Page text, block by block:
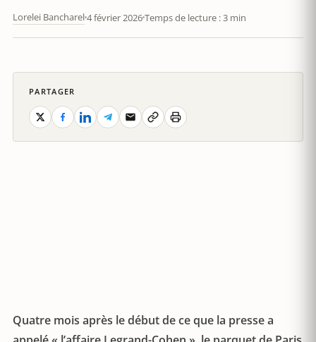
Lorelei Bancharel4 février 2026Temps de lecture : 3 min
Quatre mois après le début de ce que la presse a
PARTAGER